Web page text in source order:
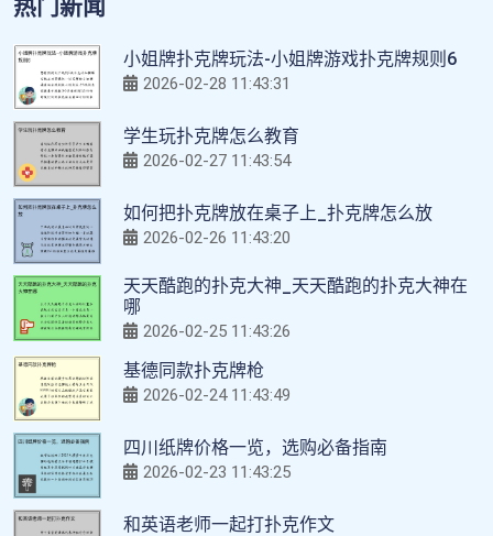
热门新闻
小姐牌扑克牌玩法-小姐牌游戏扑克牌规则6
2026-02-28 11:43:31
学生玩扑克牌怎么教育
2026-02-27 11:43:54
如何把扑克牌放在桌子上_扑克牌怎么放
2026-02-26 11:43:20
天天酷跑的扑克大神_天天酷跑的扑克大神在
哪
2026-02-25 11:43:26
基德同款扑克牌枪
2026-02-24 11:43:49
四川纸牌价格一览，选购必备指南
2026-02-23 11:43:25
和英语老师一起打扑克作文